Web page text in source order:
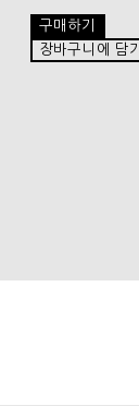
구매하기
장바구니에 담기